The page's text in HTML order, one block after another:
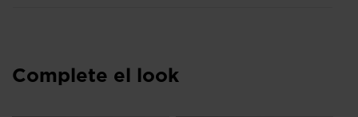
Las almohadillas nasales y las patillas ajustables permiten
Complete el look